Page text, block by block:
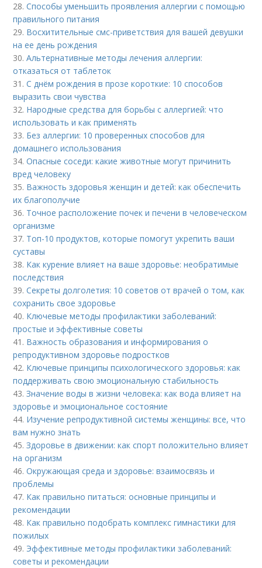
28.Способы уменьшить проявления аллергии с помощью
правильного питания
29. Восхитительные смс-приветствия для вашей девушки
на ее день рождения
30.Альтернативные методы лечения аллергии:
отказаться от таблеток
31.С днём рождения в прозе короткие: 10 способов
выразить свои чувства
32. Народные средства для борьбы с аллергией: что
использовать и как применять
33. Без аллергии: 10 проверенных способов для
домашнего использования
34.Опасные соседи: какие животные могут причинить
вред человеку
35. Важность здоровья женщин и детей: как обеспечить
их благополучие
36. Точное расположение почек и печени в человеческом
организме
37. Топ-10 продуктов, которые помогут укрепить ваши
суставы
38. Как курение влияет на ваше здоровье: необратимые
последствия
39.Секреты долголетия: 10 советов от врачей о том, как
сохранить свое здоровье
40. Ключевые методы профилактики заболеваний:
простые и эффективные советы
41. Важность образования и информирования о
репродуктивном здоровье подростков
42. Ключевые принципы психологического здоровья: как
поддерживать свою эмоциональную стабильность
43.Значение воды в жизни человека: как вода влияет на
здоровье и эмоциональное состояние
44. Изучение репродуктивной системы женщины: все, что
вам нужно знать
45.Здоровье в движении: как спорт положительно влияет
на организм
46.Окружающая среда и здоровье: взаимосвязь и
проблемы
47. Как правильно питаться: основные принципы и
рекомендации
48. Как правильно подобрать комплекс гимнастики для
пожилых
49. Эффективные методы профилактики заболеваний:
советы и рекомендации